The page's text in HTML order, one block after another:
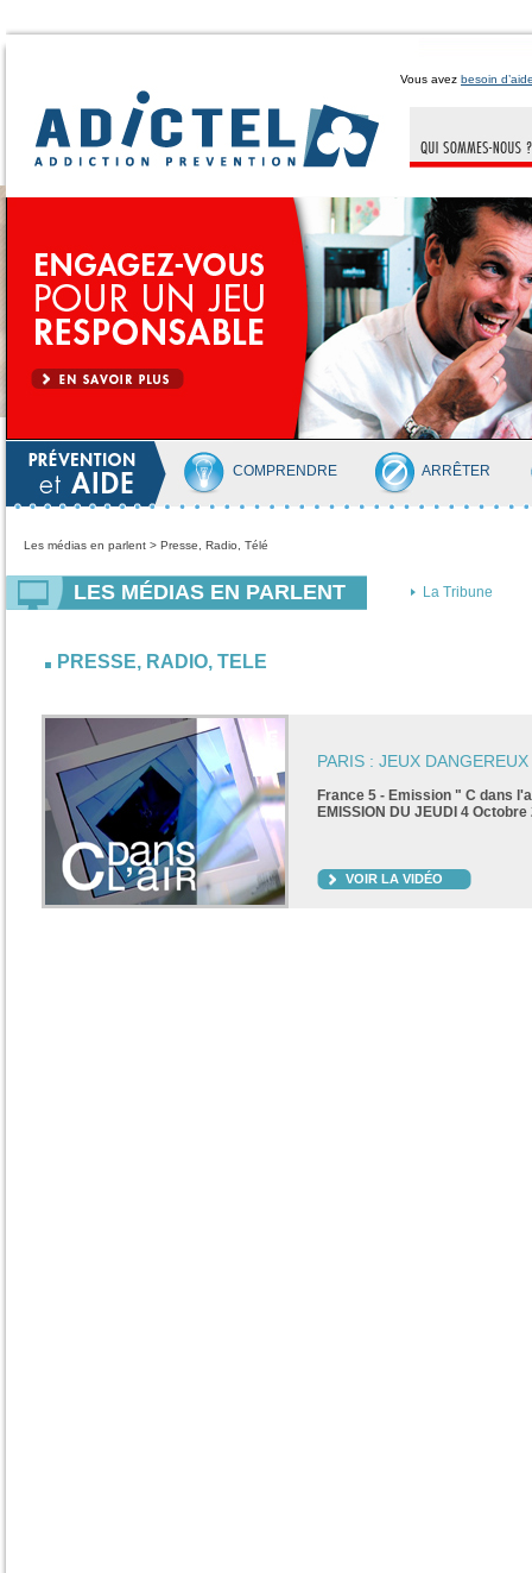
Vous avez besoin
COMPRENDRE ARRÊTER
Les médias en parlent > Presse, Radio, Télé
LES MÉDIAS EN PARLENT La Tribune
PRESSE, RADIO, TELE
PARIS : JEUX
France 5 - Emission " C dans
EMISSION DU JEUDI 4 Octobre
VOIR LA VIDÉO